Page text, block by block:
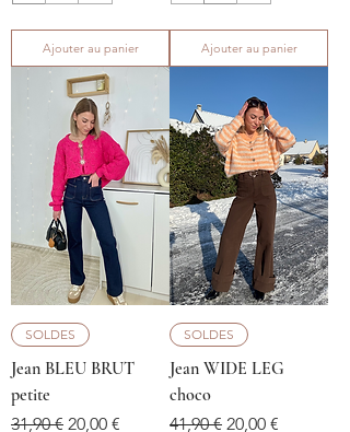
Ajouter au panier Ajouter au panier
SOLDES
Jean BLEU BRUT
petite
Prix original
31,90 € Prix promotionnel
20,00 €
SOLDES
Jean WIDE LEG
choco
Prix original
41,90 € Prix
20,00 €